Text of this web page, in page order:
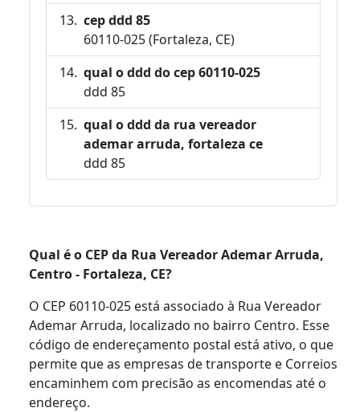
cep ddd 85
60110-025 (Fortaleza, CE)
qual o ddd do cep 60110-025
ddd 85
qual o ddd da rua vereador
ademar arruda, fortaleza ce
ddd 85
Qual é o CEP da Rua Vereador Ademar Arruda,
Centro - Fortaleza, CE?
O CEP 60110-025 está associado à Rua Vereador
Ademar Arruda, localizado no bairro Centro. Esse
código de endereçamento postal está ativo, o que
permite que as empresas de transporte e Correios
encaminhem com precisão as encomendas até o
endereço.